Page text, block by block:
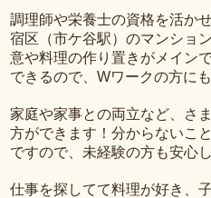
調理師や栄養士の資格を活か
宿区（市ケ谷駅）のマンショ
意や料理の作り置きがメイン
できるので、Wワークの方に
家庭や家事との両立など、さ
方ができます！分からないこ
ですので、未経験の方も安心
仕事を探してて料理が好き、